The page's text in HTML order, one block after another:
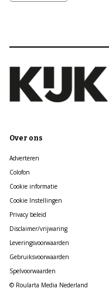
Over ons
Adverteren
Colofon
Cookie informatie
Cookie Instellingen
Privacy beleid
Disclaimer/vrijwaring
Leveringsvoorwaarden
Gebruiksvoorwaarden
Spelvoorwaarden
© Roularta Media Nederland